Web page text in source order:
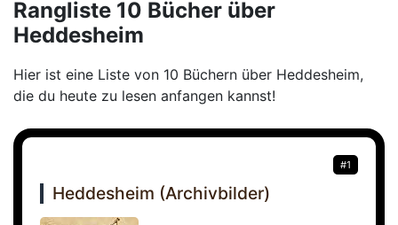
Rangliste 10 Bücher über
Heddesheim
Hier ist eine Liste von 10 Büchern über Heddesheim,
die du heute zu lesen anfangen kannst!
#1
Heddesheim (Archivbilder)